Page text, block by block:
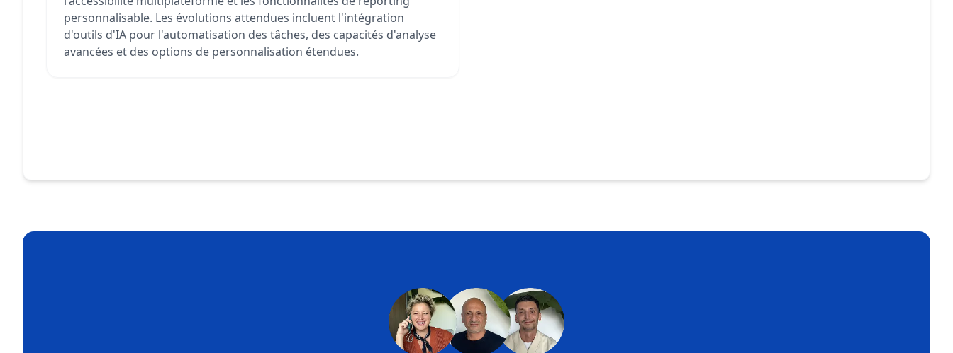
personnalisable. Les évolutions attendues incluent l'intégration
d'outils d'IA pour l'automatisation des tâches, des capacités d'analyse
avancées et des options de personnalisation étendues.